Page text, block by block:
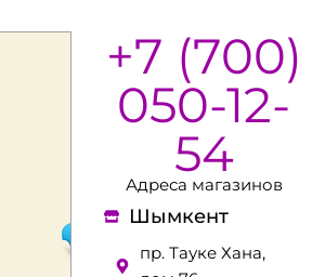
+7 (700)
050-12-
54
Адреса магазинов
Шымкент
пр. Тауке Хана,